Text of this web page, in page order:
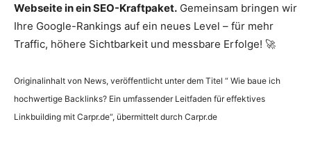
Webseite in ein SEO-Kraftpaket. Gemeinsam bringen wir
Ihre Google-Rankings auf ein neues Level – für mehr
Traffic, höhere Sichtbarkeit und messbare Erfolge! 🚀
Originalinhalt von News, veröffentlicht unter dem Titel “ Wie baue ich
hochwertige Backlinks? Ein umfassender Leitfaden für effektives
Linkbuilding mit Carpr.de“, übermittelt durch Carpr.de